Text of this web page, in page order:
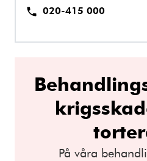
020-415 000
På våra